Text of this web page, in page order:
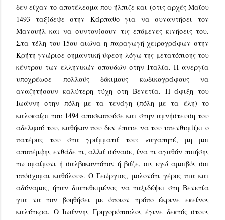
δεν είχαν το αποτέλεσμα που ήλπιζε και (στις αρχές Μαΐου
1493 ταξίδεψε στην Κάρπαθο για να συναντήσει τον
Μανουήλ και να συντονίσουν τις επόμενες κινήσεις του.
Στα τέλη του 15ου αιώνα η παραγωγή χειρογράφων στην
Κρήτη γνώρισε σημαντική ύφεση λόγω της μετατόπισης του
κέντρου των ελληνικών σπουδών στην Ιταλία. Η ανεργία
υποχρέωσε πολλούς δόκιμους κωδικογράφους να
αναζητήσουν καλύτερη τύχη στη Βενετία. Η άφιξη του
Ιωάννη στην πόλη με τα τενάγη (πόλη με τα έλη) το
καλοκαίρι του 1494 αποσκοπούσε και στην αμνήστευση του
αδελφού του, καθήκον που δεν έπαυε να του υπενθυμίζει ο
πατέρας του στα γράμματά του: «αγαπητέ, μη μοι
αποπέμψης ενθάδε τι, αλλά σύνασε, ίνα τι αγαθόν ποιήσης
τω ομαίμονι ή σαλβοκοντότον ή βάζε, οις εγώ αμοιβός σοι
υπόσχομαι καθόλου». Ο Γεώργιος, μολονότι γέρος πια και
αδύναμος, ήταν διατεθειμένος να ταξιδέψει στη Βενετία
για να τον βοηθήσει με όποιον τρόπο έκρινε εκείνος
καλύτερα. O Ιωάννης Γρηγορόπουλος έγινε δεκτός στους